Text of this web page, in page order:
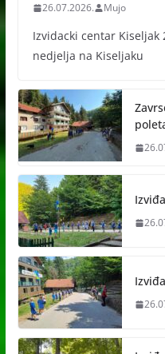
26.07.2026. Mujo
Izvidacki centar Kiseljak
nedjelja na Kiseljaku